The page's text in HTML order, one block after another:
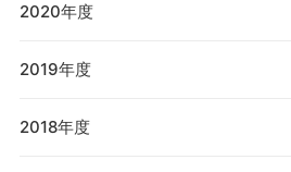
2020年度
2019年度
2018年度